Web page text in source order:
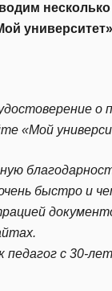
о
«Мой
очень быстро и
педагог с 30-